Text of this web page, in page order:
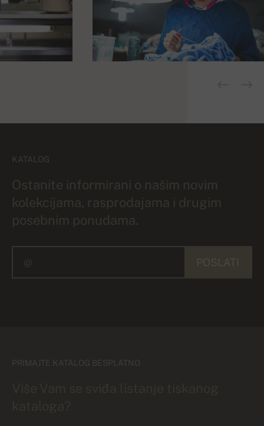
KATALOG
Ostanite informirani o našim novim
kolekcijama, rasprodajama i drugim
posebnim ponudama.
PRIMAJTE KATALOG BESPLATNO